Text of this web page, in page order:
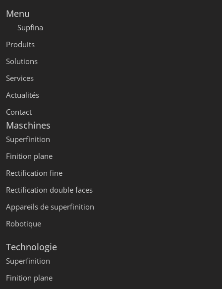
Menu
Supfina
Produits
Solutions
Services
Actualités
Contact
Maschines
Superfinition
Finition plane
Rectification fine
Rectification double faces
Appareils de superfinition
Robotique
Technologie
Superfinition
Finition plane